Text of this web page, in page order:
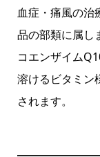
血症・痛風の治
品の部類に属し
コエンザイム
溶けるビタミン
されます。